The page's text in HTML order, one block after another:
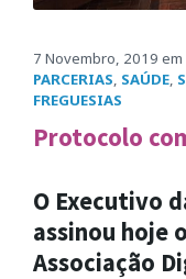
7 Novembro, 2019 em
PARCERIAS, SAÚDE,
FREGUESIAS
Protocolo
O Executivo
assinou hoje
Associação